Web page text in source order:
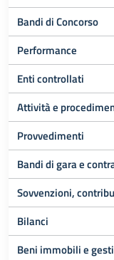
Bandi di Concorso
Performance
Enti controllati
Attività e
Provvedimenti
Bandi di gara e
Sovvenzioni,
Bilanci
Beni immobili e